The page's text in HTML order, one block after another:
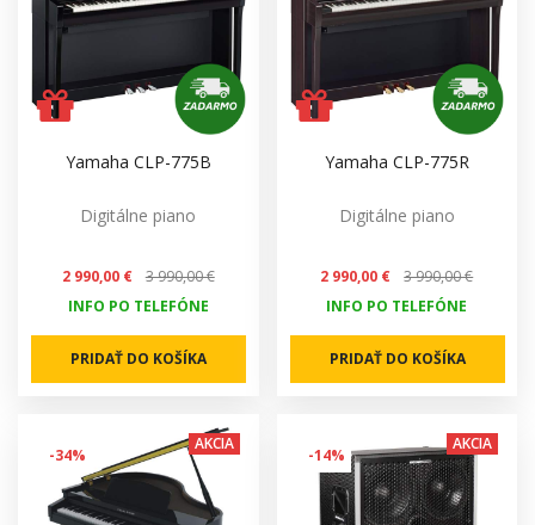
Yamaha CLP-775B
Digitálne piano
2 990,00 €
3 990,00 €
INFO PO TELEFÓNE
PRIDAŤ DO KOŠÍKA
Yamaha CLP-775R
Digitálne piano
2 990,00 €
3 990,00 €
INFO PO TELEFÓNE
PRIDAŤ DO KOŠÍKA
-34%
AKCIA
-14%
AKCIA